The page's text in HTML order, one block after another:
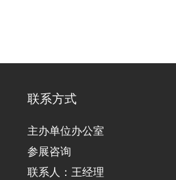
联系方式
主办单位办公室
参展咨询
联系人：王经理